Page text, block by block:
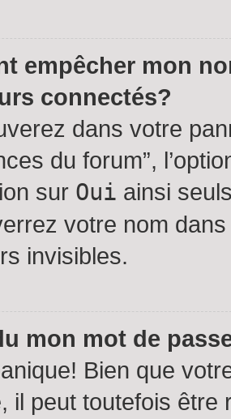
empêcher mon
connectés?
dans votre
du forum”,
sur Oui ainsi
votre nom
invisibles.
mon mot de
Bien que
il peut toutefois être